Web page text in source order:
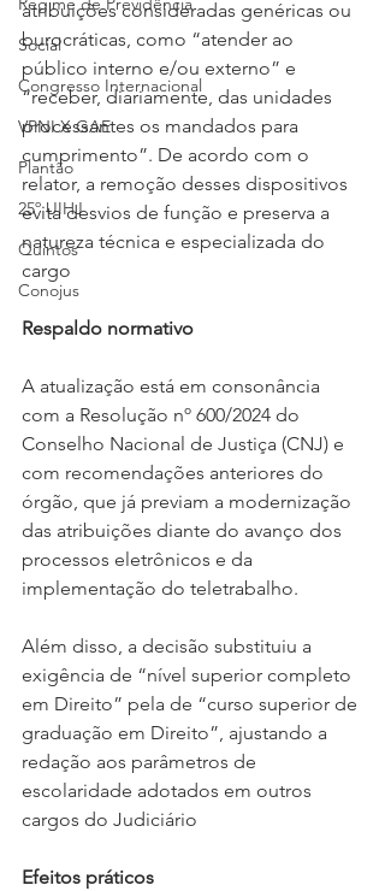
Social
Congresso Internacional
VPNI X GAE
Plantão
25º UIHJ
Quintos
Conojus
atribuições consideradas genéricas ou
burocráticas, como “atender ao
público interno e/ou externo” e
“receber, diariamente, das unidades
processantes os mandados para
cumprimento”. De acordo com o
relator, a remoção desses dispositivos
evita desvios de função e preserva a
natureza técnica e especializada do
cargo
Respaldo normativo
A atualização está em consonância
com a Resolução nº 600/2024 do
Conselho Nacional de Justiça (CNJ) e
com recomendações anteriores do
órgão, que já previam a modernização
das atribuições diante do avanço dos
processos eletrônicos e da
implementação do teletrabalho.
Além disso, a decisão substituiu a
exigência de “nível superior completo
em Direito” pela de “curso superior de
graduação em Direito”, ajustando a
redação aos parâmetros de
escolaridade adotados em outros
cargos do Judiciário
Efeitos práticos